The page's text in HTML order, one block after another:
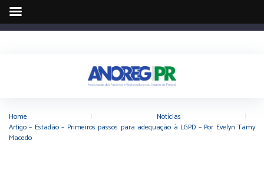
Home Notícias
Artigo – Estadão – Primeiros passos para adequação à LGPD – Por Evelyn Tamy
Macedo